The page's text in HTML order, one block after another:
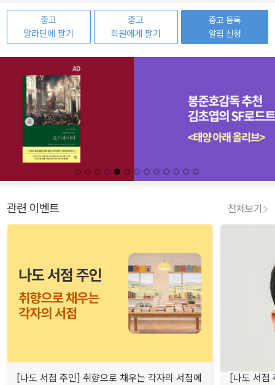
중고
알라딘에 팔기
중고
회원에게 팔기
중고 등록
알림 신청
관련 이벤트 전체보기
[나도 서점 주인] 취향으로 채우는 각자의 서점에
[나도 서점